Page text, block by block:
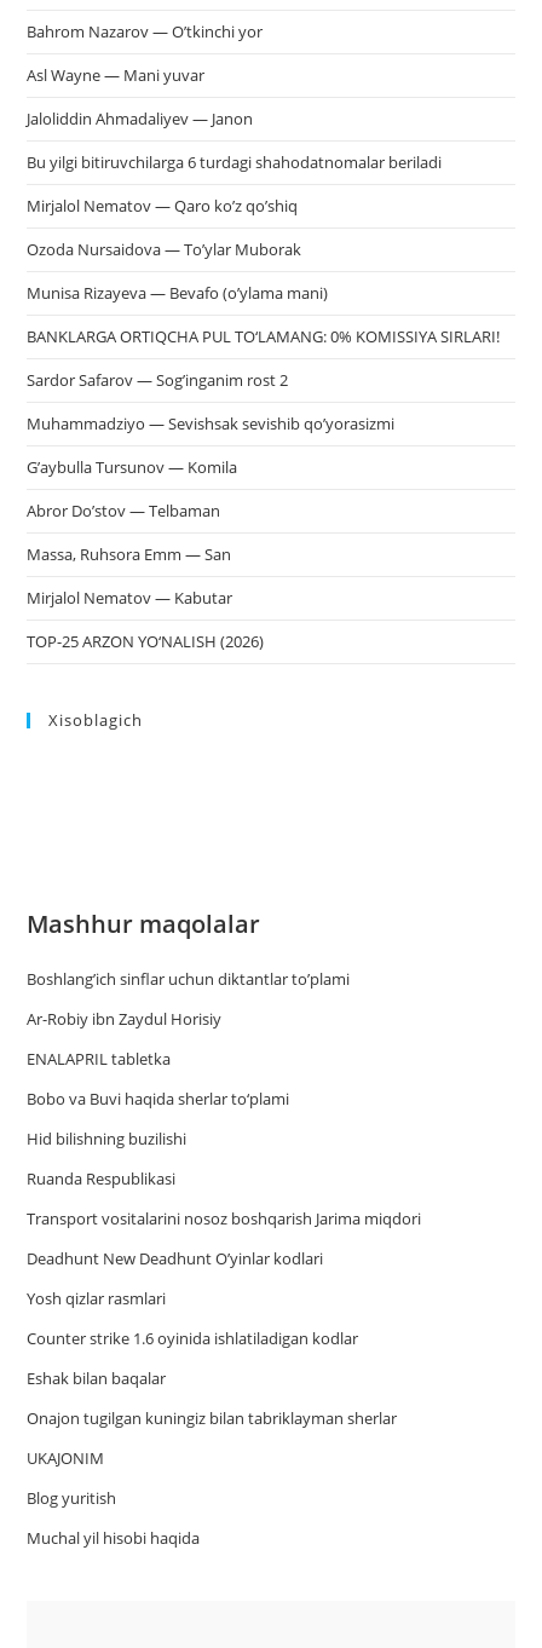
Bahrom Nazarov — O’tkinchi yor
Asl Wayne — Mani yuvar
Jaloliddin Ahmadaliyev — Janon
Bu yilgi bitiruvchilarga 6 turdagi shahodatnomalar beriladi
Mirjalol Nematov — Qaro ko’z qo’shiq
Ozoda Nursaidova — To’ylar Muborak
Munisa Rizayeva — Bevafo (o’ylama mani)
BANKLARGA ORTIQCHA PUL TO‘LAMANG: 0% KOMISSIYA SIRLARI!
Sardor Safarov — Sog’inganim rost 2
Muhammadziyo — Sevishsak sevishib qo’yorasizmi
G’aybulla Tursunov — Komila
Abror Do’stov — Telbaman
Massa, Ruhsora Emm — San
Mirjalol Nematov — Kabutar
TOP-25 ARZON YO‘NALISH (2026)
Xisoblagich
Mashhur maqolalar
Boshlang’ich sinflar uchun diktantlar to’plami
Ar-Robiy ibn Zaydul Horisiy
ENALAPRIL tabletka
Bobo va Buvi haqida sherlar to‘plami
Hid bilishning buzilishi
Ruanda Respublikasi
Trаnsport vositаlаrini nosoz boshqаrish Jаrimа miqdori
Deadhunt New Deadhunt O’yinlar kodlari
Yosh qizlar rasmlari
Counter strike 1.6 oyinida ishlatiladigan kodlar
Eshak bilan baqalar
Onajon tugilgan kuningiz bilan tabriklayman sherlar
UKAJONIM
Blog yuritish
Muchal yil hisobi haqida